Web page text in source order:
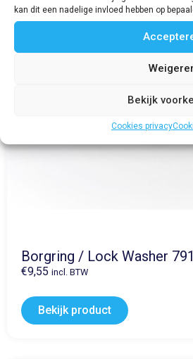
kan dit een nadelige invloed hebben op
Bekijk
Cookies privacy
Borgring / Lock Washer
€9,55 incl. BTW
Bekijk product